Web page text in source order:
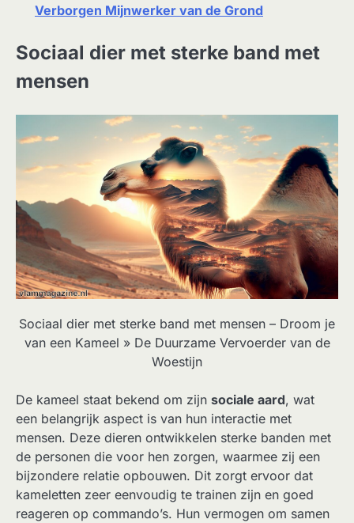
Verborgen Mijnwerker van de Grond
Sociaal dier met sterke band met
mensen
Sociaal dier met sterke band met mensen – Droom je
van een Kameel » De Duurzame Vervoerder van de
Woestijn
De kameel staat bekend om zijn sociale aard, wat
een belangrijk aspect is van hun interactie met
mensen. Deze dieren ontwikkelen sterke banden met
de personen die voor hen zorgen, waarmee zij een
bijzondere relatie opbouwen. Dit zorgt ervoor dat
kameletten zeer eenvoudig te trainen zijn en goed
reageren op commando’s. Hun vermogen om samen